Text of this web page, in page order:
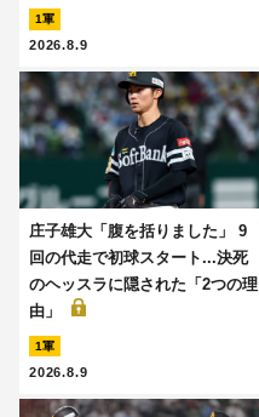
1軍
2026.8.9
庄子雄大「腹を括りました」 9
回の代走で初球スタート...決死
のヘッスラに隠された「2つの理
由」
1軍
2026.8.9